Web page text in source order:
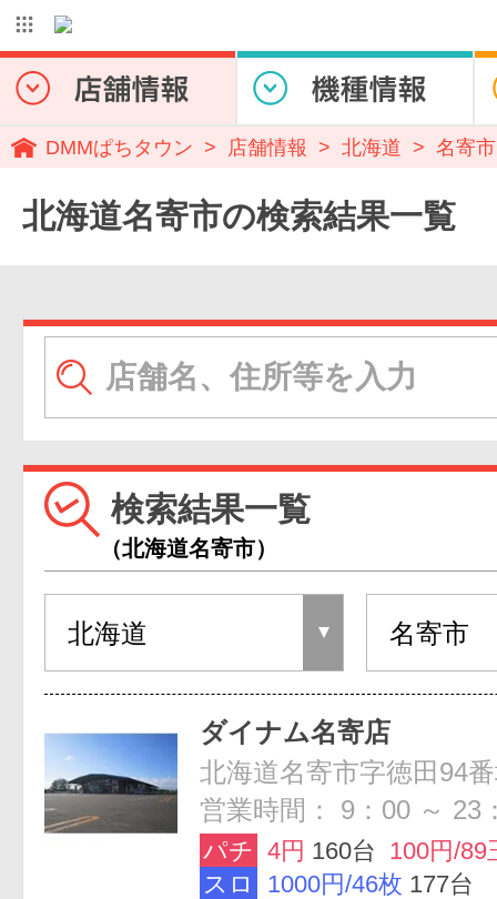
DMMぱちタウン 店舗情報 北海道 名寄市
北海道名寄市の検索結果一覧
検索結果一覧
（北海道名寄市）
ダイナム名寄店
北海道名寄市字徳田94
営業時間： 9：00 ～ 23
パチ 4円 160台 100円/89
スロ
1000円/46枚 177台